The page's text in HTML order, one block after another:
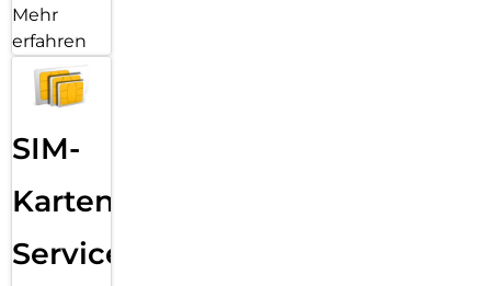
Mehr
erfahren
SIM-
Karten
Service: